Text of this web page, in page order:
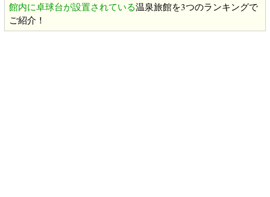
館内に卓球台が設置されている温泉旅館を3つのランキングで
ご紹介！